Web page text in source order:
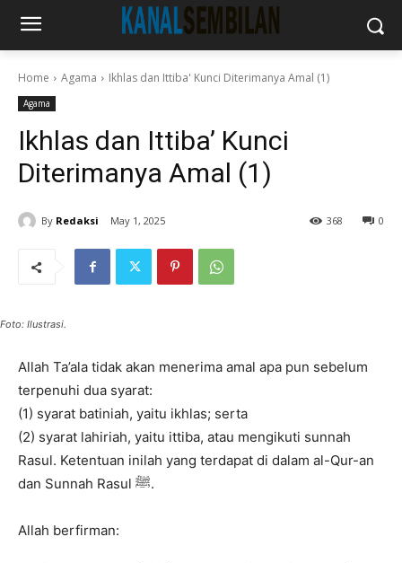
Home Agama Ikhlas dan Ittiba' Kunci Diterimanya Amal (1)
Agama
Ikhlas dan Ittiba’ Kunci
Diterimanya Amal (1)
By Redaksi May 1, 2025 0
368
Foto: Ilustrasi.
Allah Ta’ala tidak akan menerima amal apa pun sebelum
terpenuhi dua syarat:
(1) syarat batiniah, yaitu ikhlas; serta
(2) syarat lahiriah, yaitu ittiba, atau mengikuti sunnah
Rasul. Ketentuan inilah yang terdapat di dalam al-Qur-an
dan Sunnah Rasul ﷺ.
Allah berfirman: